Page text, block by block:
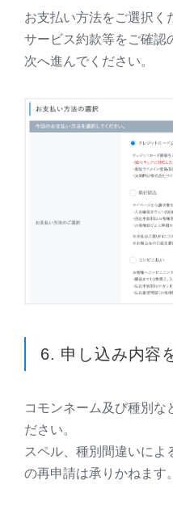
お支払い方法をご選択く
サービス約款等をご確認
次へ進んでください。
6. 申し込み内容
コモンネーム及び種別な
ださい。
スペル、種別間違いによ
の再申請は承りかねます。